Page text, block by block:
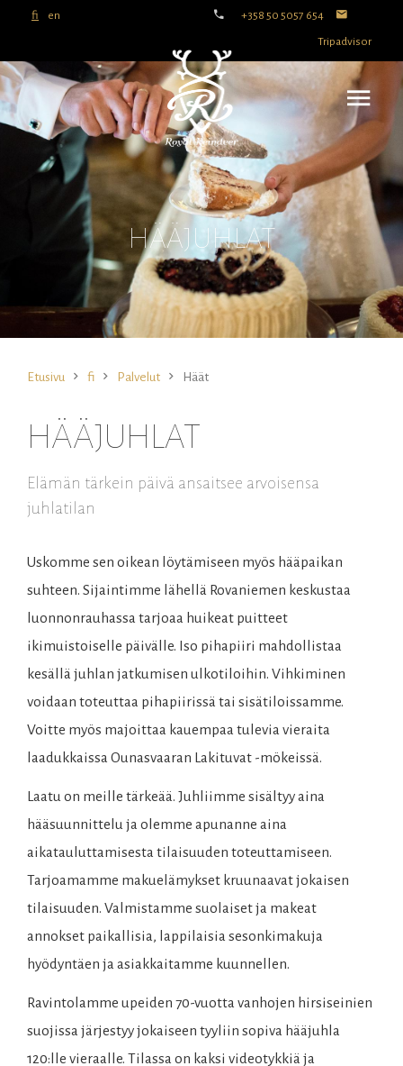
fi en +358 50 5057 654
Tripadvisor
HÄÄJUHLAT
Etusivu fi Palvelut Häät
HÄÄJUHLAT
Elämän tärkein päivä ansaitsee arvoisensa
juhlatilan
Uskomme sen oikean löytämiseen myös hääpaikan
suhteen. Sijaintimme lähellä Rovaniemen keskustaa
luonnonrauhassa tarjoaa huikeat puitteet
ikimuistoiselle päivälle. Iso pihapiiri mahdollistaa
kesällä juhlan jatkumisen ulkotiloihin. Vihkiminen
voidaan toteuttaa pihapiirissä tai sisätiloissamme.
Voitte myös majoittaa kauempaa tulevia vieraita
laadukkaissa Ounasvaaran Lakituvat -mökeissä.
Laatu on meille tärkeää. Juhliimme sisältyy aina
hääsuunnittelu ja olemme apunanne aina
aikatauluttamisesta tilaisuuden toteuttamiseen.
Tarjoamamme makuelämykset kruunaavat jokaisen
tilaisuuden. Valmistamme suolaiset ja makeat
annokset paikallisia, lappilaisia sesonkimakuja
hyödyntäen ja asiakkaitamme kuunnellen.
Ravintolamme upeiden 70-vuotta vanhojen hirsiseinien
suojissa järjestyy jokaiseen tyyliin sopiva hääjuhla
120:lle vieraalle. Tilassa on kaksi videotykkiä ja